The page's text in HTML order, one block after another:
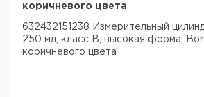
коричневого цвета
632432151238 Измерительный
250 мл, класс B, высокая форма,
коричневого цвета